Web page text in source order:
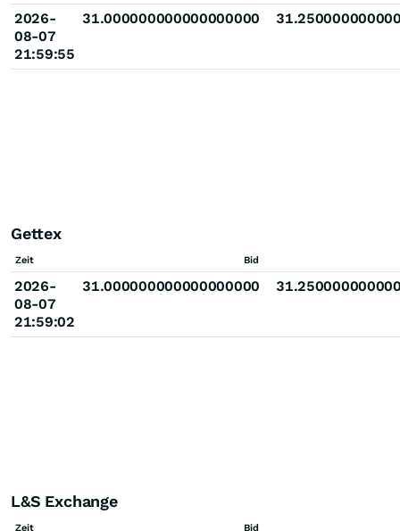
2026-
08-07
21:59:55
31.000000000000000000
Gettex
Zeit Bid
2026-
08-07
21:59:02
31.000000000000000000
L&S Exchange
Zeit Bid